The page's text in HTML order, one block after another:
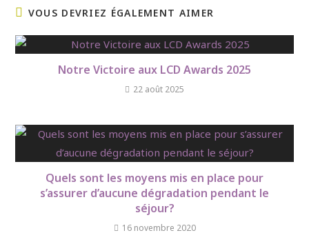
VOUS DEVRIEZ ÉGALEMENT AIMER
Notre Victoire aux LCD Awards 2025
22 août 2025
Quels sont les moyens mis en place pour
s’assurer d’aucune dégradation pendant le
séjour?
16 novembre 2020